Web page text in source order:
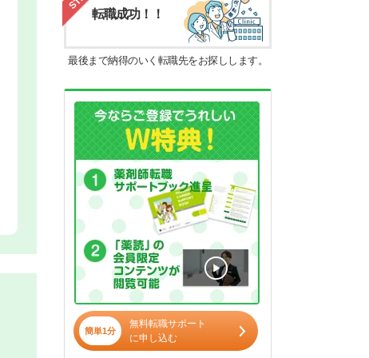
転職成功！！
最後まで納得のいく転職先をお探しします。
簡単1分
無料転職サポート
に申し込む